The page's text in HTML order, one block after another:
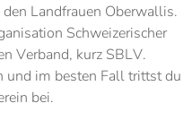
Landfrauen Oberwallis.
Schweizerischer
Verband, kurz SBLV.
und im besten Fall trittst du
bei.